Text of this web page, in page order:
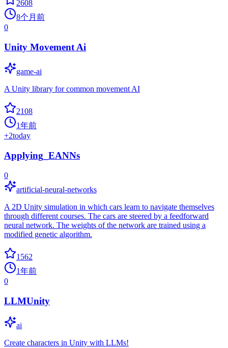
2608
8个月前
0
Unity Movement Ai
game-ai
A Unity library for common movement AI
2108
1年前
+2today
Applying_EANNs
0
artificial-neural-networks
A 2D Unity simulation in which cars learn to navigate themselves
through different courses. The cars are steered by a feedforward
neural network. The weights of the network are trained using a
modified genetic algorithm.
1562
1年前
0
LLMUnity
ai
Create characters in Unity with LLMs!